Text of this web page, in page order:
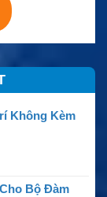
Không Kèm
Bộ Đàm